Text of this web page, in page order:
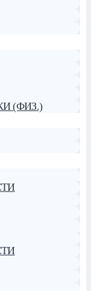
(ФИЗ.)